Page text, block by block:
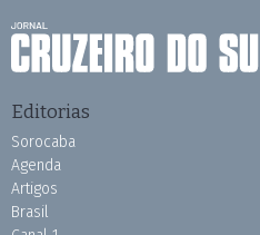
Editorias
Sorocaba
Agenda
Artigos
Brasil